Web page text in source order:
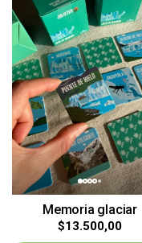
Memoria glaciar
$13.500,00